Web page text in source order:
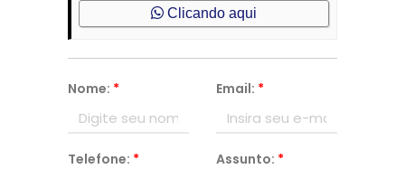
Clicando aqui
Nome: * Email: *
Telefone: * Assunto: *